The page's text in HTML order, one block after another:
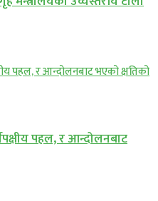
पहल, र आन्दोलनबाट